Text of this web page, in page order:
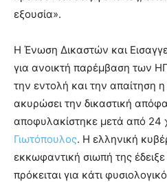
εξουσία».
Η Ένωση Δικαστών και
για ανοικτή παρέμβαση των
την εντολή και την απαίτηση
ακυρώσει την δικαστική
αποφυλακίστηκε μετά από 24
Γιωτόπουλος. Η ελληνική
εκκωφαντική σιωπή της έδειξε
πρόκειται για κάτι